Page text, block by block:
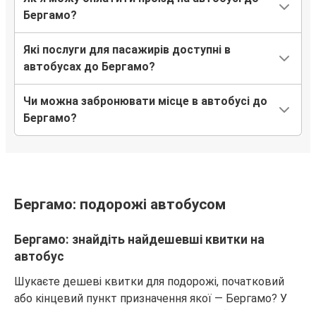
Аеропорт Рим Чампіно
Бергамо
Братислава
Мангайм
Київ
Бергамо?
Які послуги для пасажирів доступні в
автобусах до Бергамо?
Чи можна забронювати місце в автобусі до
Бергамо?
Бергамо: подорожі автобусом
Бергамо: знайдіть найдешевші квитки на
автобус
Шукаєте дешеві квитки для подорожі, початковий
або кінцевий пункт призначення якої — Бергамо? У